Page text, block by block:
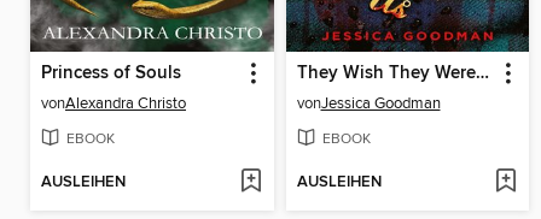
Princess of Souls
vonAlexandra Christo
EBOOK
AUSLEIHEN
They Wish They Were Us
vonJessica Goodman
EBOOK
AUSLEIHEN